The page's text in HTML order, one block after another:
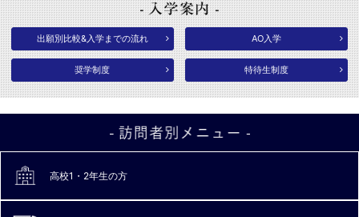
出願別比較&入学までの流れ AO入学
奨学制度 特待生制度
高校1・2年生の方